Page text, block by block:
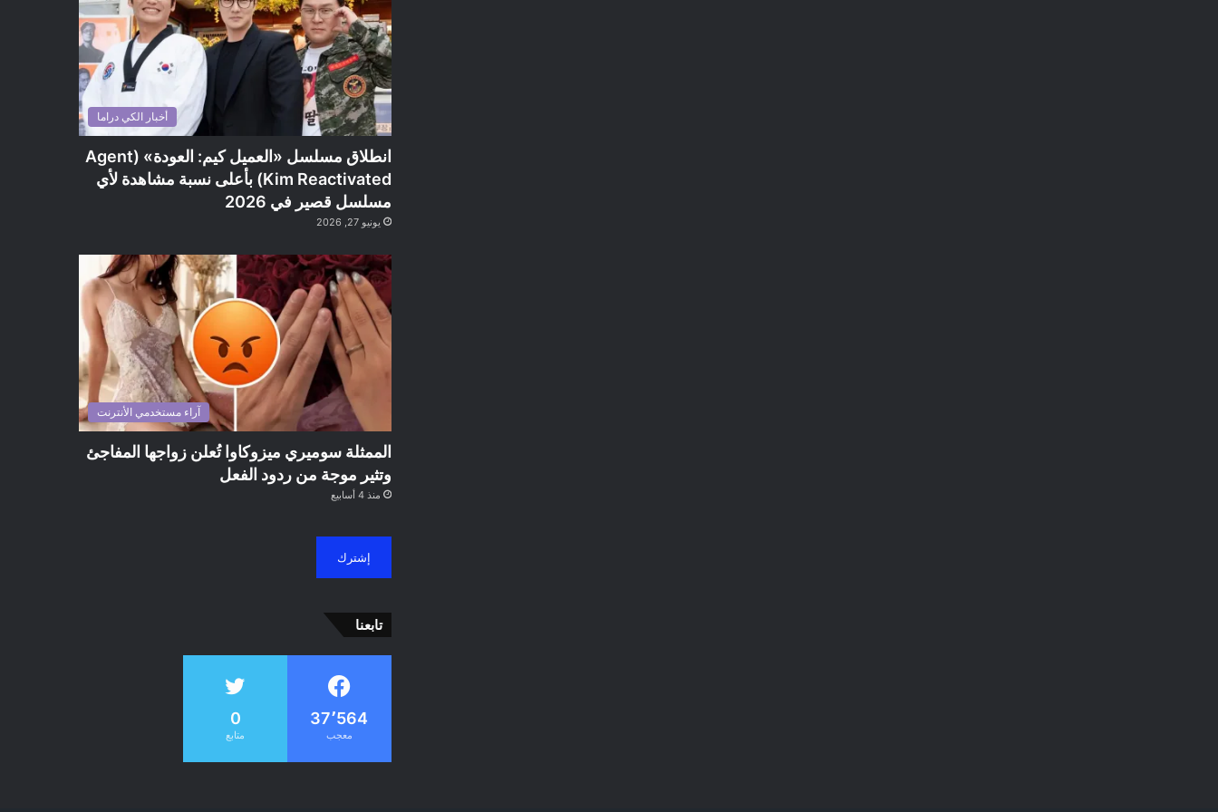
أخبار الكي دراما
انطلاق مسلسل «العميل كيم: العودة» (Agent
Kim Reactivated) بأعلى نسبة مشاهدة لأي
مسلسل قصير في 2026
يونيو 27, 2026
آراء مستخدمي الأنترنت
الممثلة سوميري ميزوكاوا تُعلن زواجها المفاجئ
وتثير موجة من ردود الفعل
منذ 4 أسابيع
إشترك
تابعنا
37٬564
معجب
0
متابع